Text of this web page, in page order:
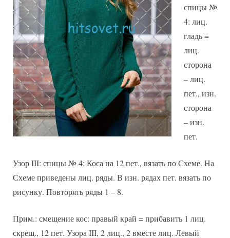
спицы №
4: лиц.
гладь =
лиц.
сторона
– лиц.
пет., изн.
сторона
– изн.
пет.
Узор III: спицы № 4: Коса на 12 пет., вязать по Схеме. На
Схеме приведены лиц. ряды. В изн. рядах пет. вязать по
рисунку. Повторять ряды 1 – 8.
Прим.: смещение кос: правый край = прибавить 1 лиц.
скрещ., 12 пет. Узора III, 2 лиц., 2 вместе лиц. Левый